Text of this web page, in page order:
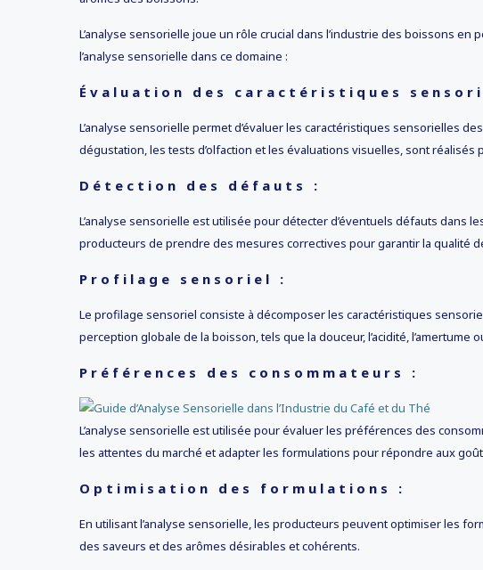
L’analyse sensorielle joue un rôle crucial dans l’industrie des boissons
l’analyse sensorielle dans ce domaine :
Évaluation des caractéristiques
L’analyse sensorielle permet d’évaluer les caractéristiques sensorielles
dégustation, les tests d’olfaction et les évaluations visuelles, sont
Détection des défauts :
L’analyse sensorielle est utilisée pour détecter d’éventuels défauts dans
producteurs de prendre des mesures correctives pour garantir la qualité
Profilage sensoriel :
Le profilage sensoriel consiste à décomposer les caractéristiques
perception globale de la boisson, tels que la douceur, l’acidité,
Préférences des consommateurs :
L’analyse sensorielle est utilisée pour évaluer les préférences des
les attentes du marché et adapter les formulations pour répondre aux
Optimisation des formulations :
En utilisant l’analyse sensorielle, les producteurs peuvent optimiser les
des saveurs et des arômes désirables et cohérents.